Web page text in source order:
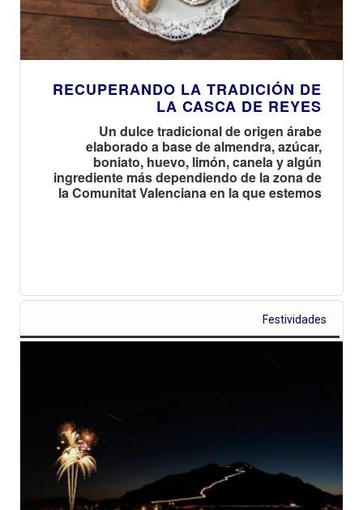
RECUPERANDO LA TRADICIÓN DE
LA CASCA DE REYES
Un dulce tradicional de origen árabe
elaborado a base de almendra, azúcar,
boniato, huevo, limón, canela y algún
ingrediente más dependiendo de la zona de
la Comunitat Valenciana en la que estemos
Festividades